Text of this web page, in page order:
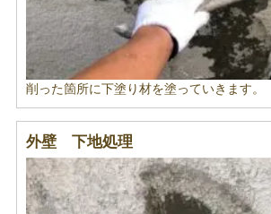
削った箇所に下塗り材を塗っていきます。
外壁 下地処理